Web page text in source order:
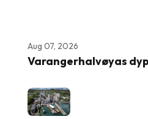
Aug 07, 2026
Varangerhalvøyas